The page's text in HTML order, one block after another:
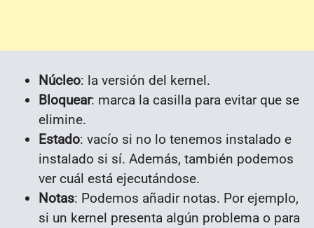
Núcleo: la versión del kernel.
Bloquear: marca la casilla para evitar que se
elimine.
Estado: vacío si no lo tenemos instalado e
instalado si sí. Además, también podemos
ver cuál está ejecutándose.
Notas: Podemos añadir notas. Por ejemplo,
si un kernel presenta algún problema o para